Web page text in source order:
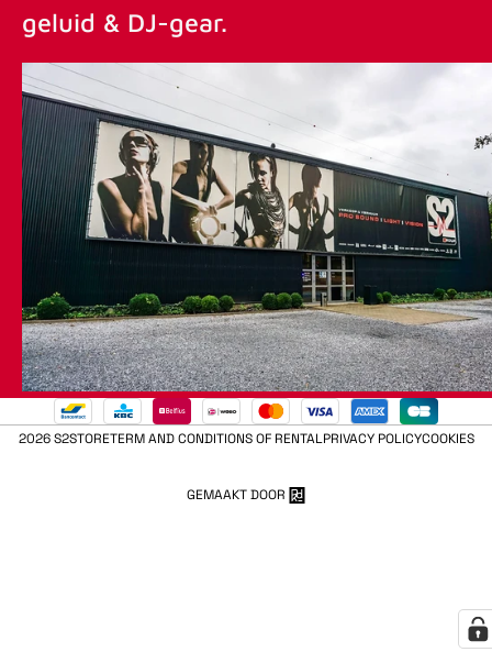
geluid & DJ-gear.
2026 S2STORETERM AND CONDITIONS OF RENTALPRIVACY POLICYCOOKIES
GEMAAKT DOOR